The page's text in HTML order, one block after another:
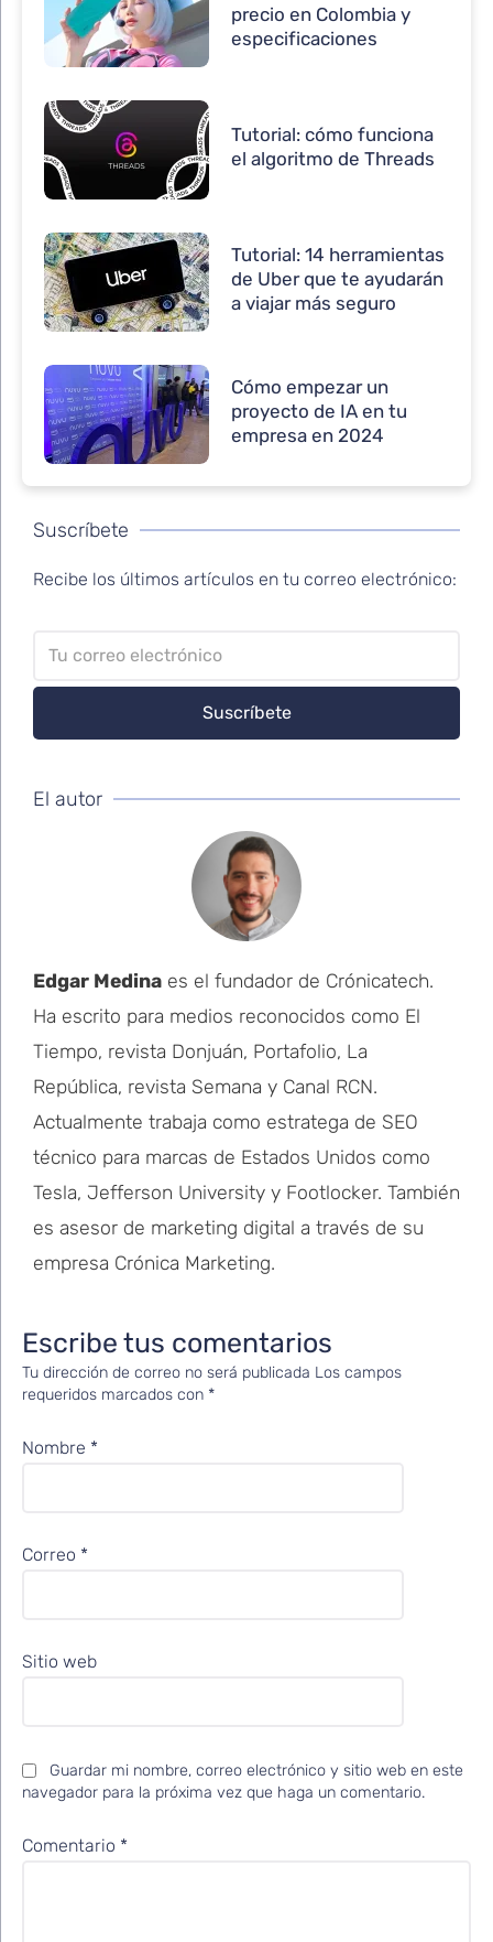
precio en Colombia y
especificaciones
Tutorial: cómo funciona
el algoritmo de Threads
Tutorial: 14 herramientas
de Uber que te ayudarán
a viajar más seguro
Cómo empezar un
proyecto de IA en tu
empresa en 2024
Suscríbete
Recibe los últimos artículos en tu correo electrónico:
El autor
Edgar Medina es el fundador de Crónicatech.
Ha escrito para medios reconocidos como El
Tiempo, revista Donjuán, Portafolio, La
República, revista Semana y Canal RCN.
Actualmente trabaja como estratega de SEO
técnico para marcas de Estados Unidos como
Tesla, Jefferson University y Footlocker. También
es asesor de marketing digital a través de su
empresa Crónica Marketing.
Escribe tus comentarios
Tu dirección de correo no será publicada Los campos
requeridos marcados con *
Nombre *
Correo *
Sitio web
Guardar mi nombre, correo electrónico y sitio web en este
navegador para la próxima vez que haga un comentario.
Comentario *